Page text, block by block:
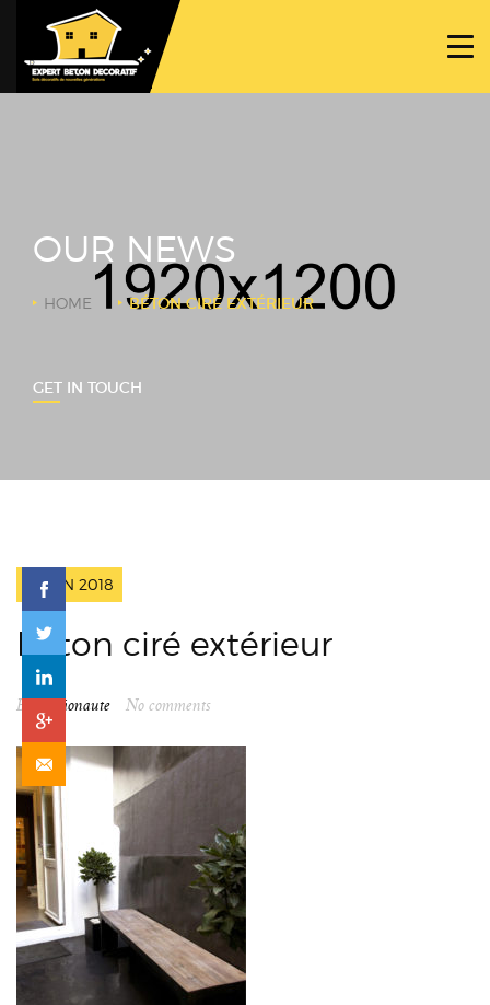
PROJETS
NOUS CONTACTER
OUR NEWS
HOME BÉTON CIRÉ EXTÉRIEUR
GET IN TOUCH
2 JUIN 2018
béton ciré extérieur
By spationaute No comments